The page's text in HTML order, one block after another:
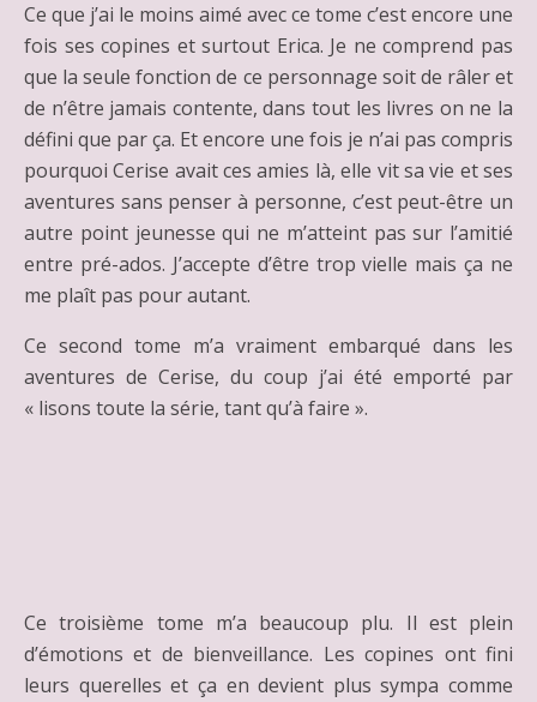
Ce que j’ai le moins aimé avec ce tome c’est encore une
fois ses copines et surtout Erica. Je ne comprend pas
que la seule fonction de ce personnage soit de râler et
de n’être jamais contente, dans tout les livres on ne la
défini que par ça. Et encore une fois je n’ai pas compris
pourquoi Cerise avait ces amies là, elle vit sa vie et ses
aventures sans penser à personne, c’est peut-être un
autre point jeunesse qui ne m’atteint pas sur l’amitié
entre pré-ados. J’accepte d’être trop vielle mais ça ne
me plaît pas pour autant.
Ce second tome m’a vraiment embarqué dans les
aventures de Cerise, du coup j’ai été emporté par
« lisons toute la série, tant qu’à faire ».
Ce troisième tome m’a beaucoup plu. Il est plein
d’émotions et de bienveillance. Les copines ont fini
leurs querelles et ça en devient plus sympa comme